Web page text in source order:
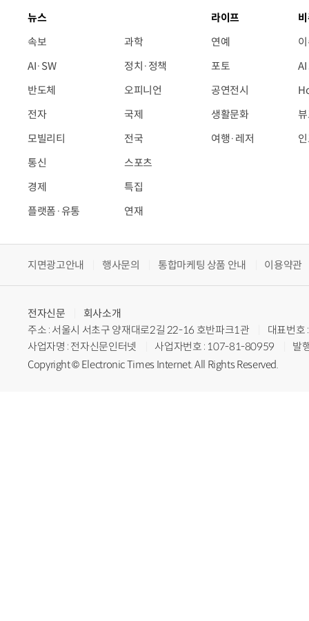
뉴스
속보
AI·SW
반도체
전자
모빌리티
통신
경제
플랫폼·유통
과학
정치·정책
오피니언
국제
전국
스포츠
특집
연재
라이프
연예
포토
공연전시
생활문화
여행·레저
지면광고안내 행사문의 통합마케팅 상품 안내 이용약관
전자신문
회사소개
주소 : 서울시 서초구 양재대로2길 22-16 호반파크1관
대표번
사업자명 : 전자신문인터넷
사업자번호 : 107-81-80959
발
Copyright © Electronic Times Internet. All Rights Reserved.